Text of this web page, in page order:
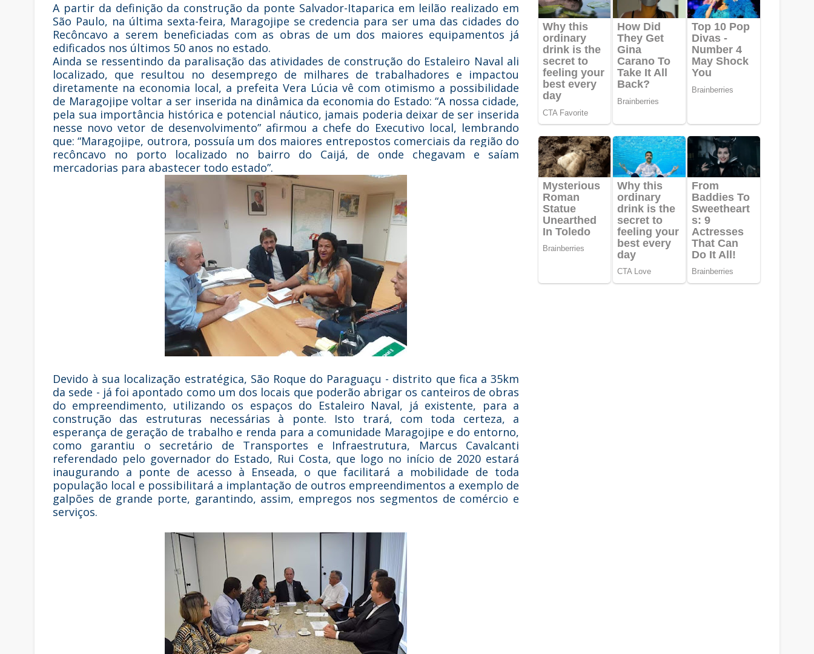
A partir da definição da construção da ponte Salvador-Itaparica em leilão realizado em
São Paulo, na última sexta-feira, Maragojipe se credencia para ser uma das cidades do
Recôncavo a serem beneficiadas com as obras de um dos maiores equipamentos já
edificados nos últimos 50 anos no estado.
Ainda se ressentindo da paralisação das atividades de construção do Estaleiro Naval ali
localizado, que resultou no desemprego de milhares de trabalhadores e impactou
diretamente na economia local, a prefeita Vera Lúcia vê com otimismo a possibilidade
de Maragojipe voltar a ser inserida na dinâmica da economia do Estado: “A nossa cidade,
pela sua importância histórica e potencial náutico, jamais poderia deixar de ser inserida
nesse novo vetor de desenvolvimento” afirmou a chefe do Executivo local, lembrando
que: “Maragojipe, outrora, possuía um dos maiores entrepostos comerciais da região do
recôncavo no porto localizado no bairro do Caijá, de onde chegavam e saíam
mercadorias para abastecer todo estado”.
Devido à sua localização estratégica, São Roque do Paraguaçu - distrito que fica a 35km
da sede - já foi apontado como um dos locais que poderão abrigar os canteiros de obras
do empreendimento, utilizando os espaços do Estaleiro Naval, já existente, para a
construção das estruturas necessárias à ponte. Isto trará, com toda certeza, a
esperança de geração de trabalho e renda para a comunidade Maragojipe e do entorno,
como garantiu o secretário de Transportes e Infraestrutura, Marcus Cavalcanti
referendado pelo governador do Estado, Rui Costa, que logo no início de 2020 estará
inaugurando a ponte de acesso à Enseada, o que facilitará a mobilidade de toda
população local e possibilitará a implantação de outros empreendimentos a exemplo de
galpões de grande porte, garantindo, assim, empregos nos segmentos de comércio e
serviços.